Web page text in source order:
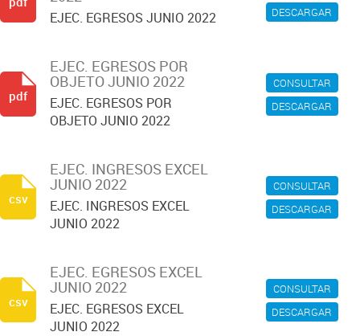
DESCARGAR
EJEC. EGRESOS JUNIO 2022
CONSULTAR
DESCARGAR
EJEC. EGRESOS POR
OBJETO JUNIO 2022
EJEC. EGRESOS POR
OBJETO JUNIO 2022
pdf
CONSULTAR
DESCARGAR
EJEC. INGRESOS EXCEL
JUNIO 2022
EJEC. INGRESOS EXCEL
JUNIO 2022
csv
CONSULTAR
DESCARGAR
EJEC. EGRESOS EXCEL
JUNIO 2022
EJEC. EGRESOS EXCEL
JUNIO 2022
csv